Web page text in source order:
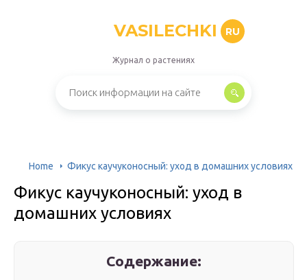
VASILECHKI RU
Журнал о растениях
Home Фикус каучуконосный: уход в домашних условиях
Фикус каучуконосный: уход в
домашних условиях
Содержание: